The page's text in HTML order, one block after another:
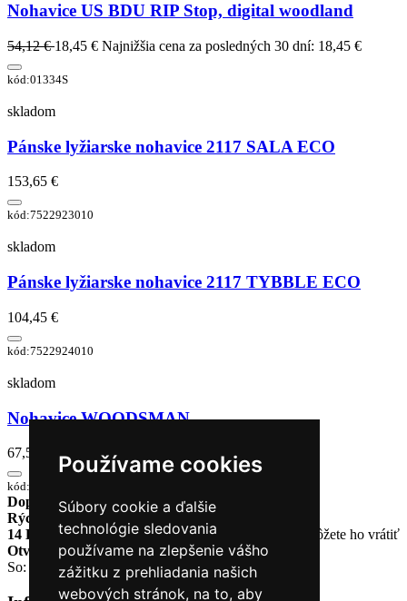
Používame cookies
Súbory cookie a ďalšie
technológie sledovania
používame na zlepšenie vášho
zážitku z prehliadania našich
webových stránok, na to, aby
Nohavice US BDU RIP Stop, digital woodland
54,12 €18,45 € Najnižšia cena za posledných 30 dní: 18,45 €
kód:01334S
skladom
Pánske lyžiarske nohavice 2117 SALA ECO
153,65 €
kód:7522923010
skladom
Pánske lyžiarske nohavice 2117 TYBBLE ECO
104,45 €
kód:7522924010
skladom
Nohavice WOODSMAN
67,55 €
kód:SP-WDN-DC-8485A
Doprava zadarmo pri objednávke nad 230€
Rýchle dodanieTovar Vám odošleme do 24 hodín
14 Dní na vrátenie tovaruAk Vám tovar nesadne, môžete ho vrátiť
Otvorené celý týždeň Po - pia: 8:30 - 16:30
So: 9:00 - 12:00